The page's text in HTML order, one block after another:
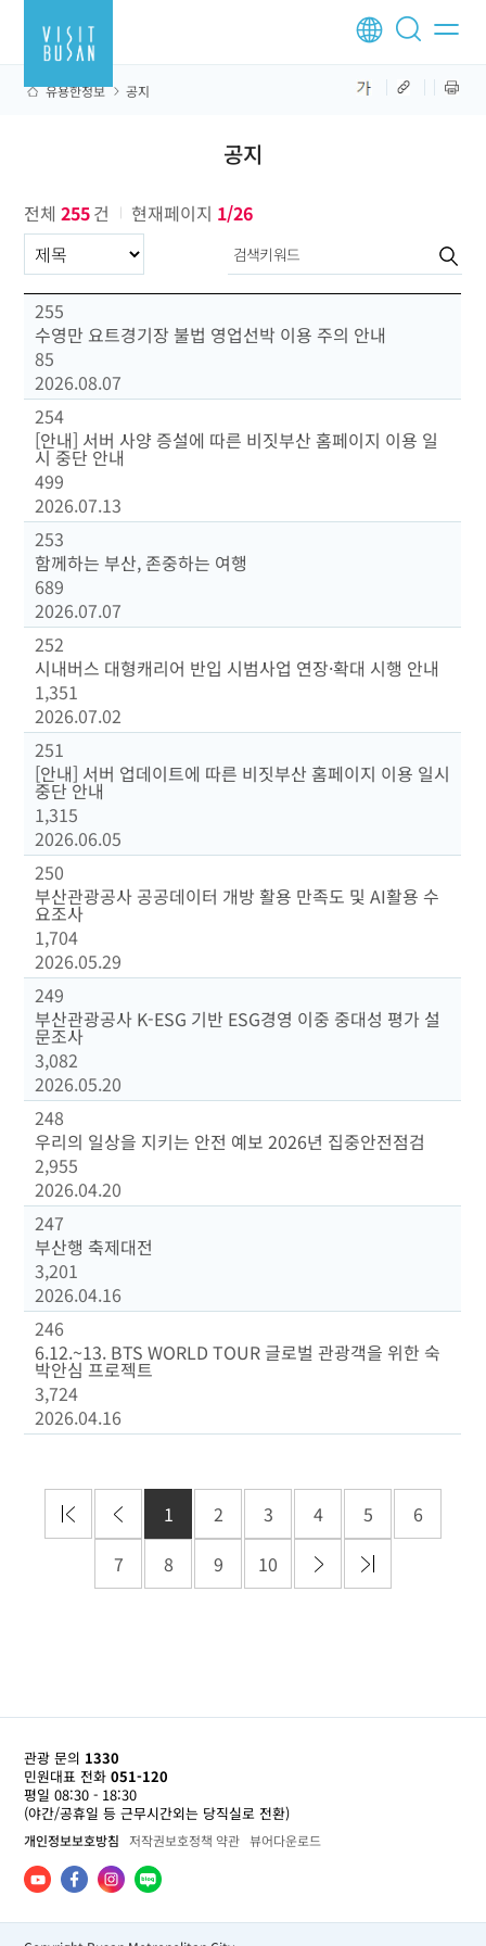
유용한정보 공지
공지
전체255건 현재페이지 1/26
구분항목
255
수영만 요트경기장 불법 영업선박 이용 주의 안내
85
2026.08.07
254
[안내] 서버 사양 증설에 따른 비짓부산 홈페이지 이용 일
시 중단 안내
499
2026.07.13
253
함께하는 부산, 존중하는 여행
689
2026.07.07
252
시내버스 대형캐리어 반입 시범사업 연장·확대 시행 안내
1,351
2026.07.02
251
[안내] 서버 업데이트에 따른 비짓부산 홈페이지 이용 일시
중단 안내
1,315
2026.06.05
250
부산관광공사 공공데이터 개방 활용 만족도 및 AI활용 수
요조사
1,704
2026.05.29
249
부산관광공사 K-ESG 기반 ESG경영 이중 중대성 평가 설
문조사
3,082
2026.05.20
248
우리의 일상을 지키는 안전 예보 2026년 집중안전점검
2,955
2026.04.20
247
부산행 축제대전
3,201
2026.04.16
246
6.12.~13. BTS WORLD TOUR 글로벌 관광객을 위한 숙
박안심 프로젝트
3,724
2026.04.16
1 2 3 4 5
6
7
8 9 10
관광 문의 1330
민원대표 전화 051-120
평일 08:30 - 18:30
(야간/공휴일 등 근무시간외는 당직실로 전환)
개인정보보호방침 저작권보호정책 약관 뷰어다운로드